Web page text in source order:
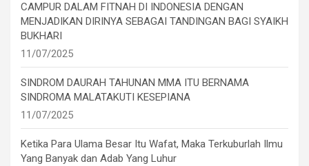
CAMPUR DALAM FITNAH DI INDONESIA DENGAN
MENJADIKAN DIRINYA SEBAGAI TANDINGAN BAGI SYAIKH
BUKHARI
11/07/2025
SINDROM DAURAH TAHUNAN MMA ITU BERNAMA
SINDROMA MALATAKUTI KESEPIANA
11/07/2025
Ketika Para Ulama Besar Itu Wafat, Maka Terkuburlah Ilmu
Yang Banyak dan Adab Yang Luhur